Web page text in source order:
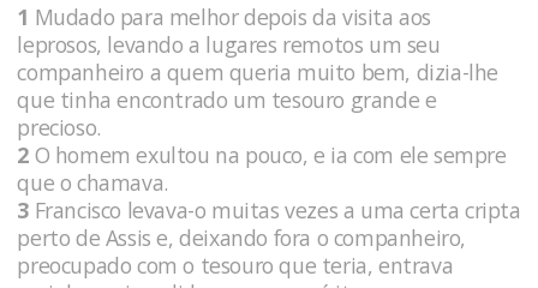
1 Mudado para melhor depois da visita aos
leprosos, levando a lugares remotos um seu
companheiro a quem queria muito bem, dizia-lhe
que tinha encontrado um tesouro grande e
precioso.
2 O homem exultou na pouco, e ia com ele sempre
que o chamava.
3 Francisco levava-o muitas vezes a uma certa cripta
perto de Assis e, deixando fora o companheiro,
preocupado com o tesouro que teria, entrava